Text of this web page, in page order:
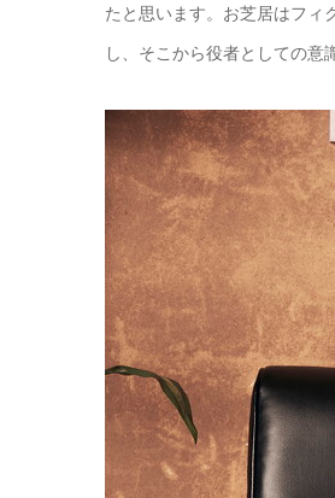
たと思います。お芝居はフィ
し、そこから役者としての意